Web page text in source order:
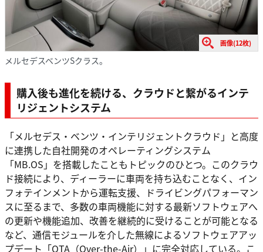
画像(12枚)
メルセデスベンツSクラス。
購入後も進化を続ける、クラウドと繋がるインテ
リジェントシステム
「メルセデス・ベンツ・インテリジェントクラウド」と高度
に連携した自社開発のオペレーティングシステム
「MB.OS」を搭載したこともトピックのひとつ。このクラウ
ド接続により、ディーラーに車両を持ち込むことなく、イン
フォテインメントから運転支援、ドライビングパフォーマン
スに至るまで、多数の車両機能に対する最新ソフトウェアへ
の更新や機能追加、改善を継続的に受けることが可能となる
など、通信モジュールを介した無線によるソフトウェアアッ
プデート「OTA（Over-the-Air）」に完全対応している。こ